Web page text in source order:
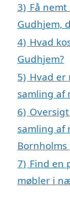
3) Få
Gudhjem,
4) Hvad
Gudhjem?
5) Hvad er
samling af
6)
samling af
7) Find en
møbler i